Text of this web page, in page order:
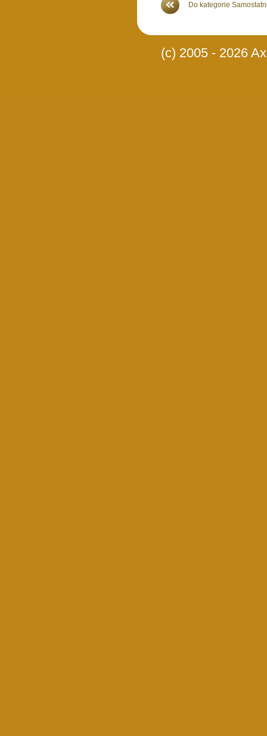
Do kategorie
(c) 2005 - 2026